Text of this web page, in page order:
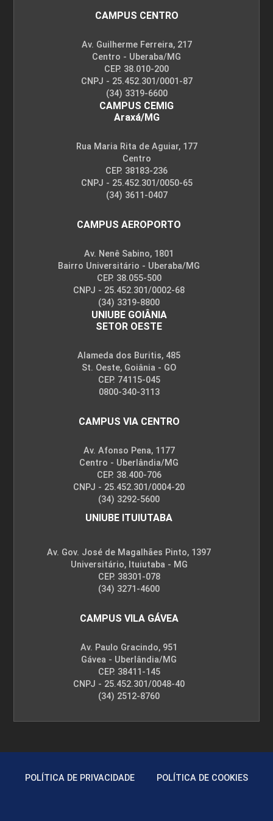
CAMPUS CENTRO
Av. Guilherme Ferreira, 217
Centro - Uberaba/MG
CEP. 38.010-200
CNPJ - 25.452.301/0001-87
(34) 3319-6600
CAMPUS CEMIG
Araxá/MG
Rua Maria Rita de Aguiar, 177
Centro
CEP. 38183-236
CNPJ - 25.452.301/0050-65
(34) 3611-0407
CAMPUS AEROPORTO
Av. Nenê Sabino, 1801
Bairro Universitário - Uberaba/MG
CEP. 38.055-500
CNPJ - 25.452.301/0002-68
(34) 3319-8800
UNIUBE GOIÂNIA
SETOR OESTE
Alameda dos Buritis, 485
St. Oeste, Goiânia - GO
CEP. 74115-045
0800-340-3113
CAMPUS VIA CENTRO
Av. Afonso Pena, 1177
Centro - Uberlândia/MG
CEP. 38.400-706
CNPJ - 25.452.301/0004-20
(34) 3292-5600
UNIUBE ITUIUTABA
Av. Gov. José de Magalhães Pinto, 1397
Universitário, Ituiutaba - MG
CEP. 38301-078
(34) 3271-4600
CAMPUS VILA GÁVEA
Av. Paulo Gracindo, 951
Gávea - Uberlândia/MG
CEP. 38411-145
CNPJ - 25.452.301/0048-40
(34) 2512-8760
POLÍTICA DE PRIVACIDADE POLÍTICA DE COOKIES